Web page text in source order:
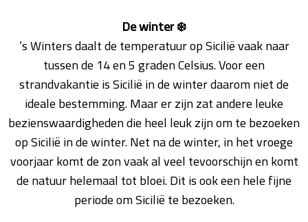
De winter ❄️
’s Winters daalt de temperatuur op Sicilië vaak naar
tussen de 14 en 5 graden Celsius. Voor een
strandvakantie is Sicilië in de winter daarom niet de
ideale bestemming. Maar er zijn zat andere leuke
bezienswaardigheden die heel leuk zijn om te bezoeken
op Sicilië in de winter. Net na de winter, in het vroege
voorjaar komt de zon vaak al veel tevoorschijn en komt
de natuur helemaal tot bloei. Dit is ook een hele fijne
periode om Sicilië te bezoeken.